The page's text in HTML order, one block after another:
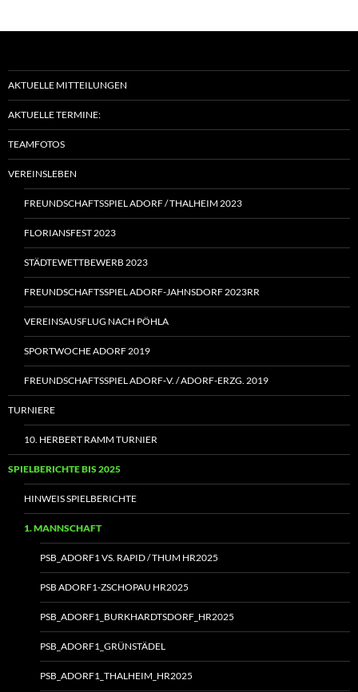
AKTUELLE MITTEILUNGEN
AKTUELLE TERMINE:
TEAMFOTOS
VEREINSLEBEN
FREUNDSCHAFTSSPIEL ADORF / THALHEIM 2023
FLORIANSFEST 2023
STÄDTEWETTBEWERB 2023
FREUNDSCHAFTSSPIEL ADORF-JAHNSDORF 2023RR
VEREINSAUSFLUG NACH PÖHLA
SPORTWOCHE ADORF 2019
FREUNDSCHAFTSSPIEL ADORF‑V. / ADORF-ERZG. 2019
TURNIERE
10. HERBERT RAMM TURNIER
SPIELBERICHTE BIS 2025
HINWEIS SPIELBERICHTE
1. MANNSCHAFT
PSB_ADORF1 VS. RAPID / THUM HR2025
PSB ADORF1-ZSCHOPAU HR2025
PSB_ADORF1_BURKHARDTSDORF_HR2025
PSB_ADORF1_GRÜNSTÄDEL
PSB_ADORF1_THALHEIM_HR2025